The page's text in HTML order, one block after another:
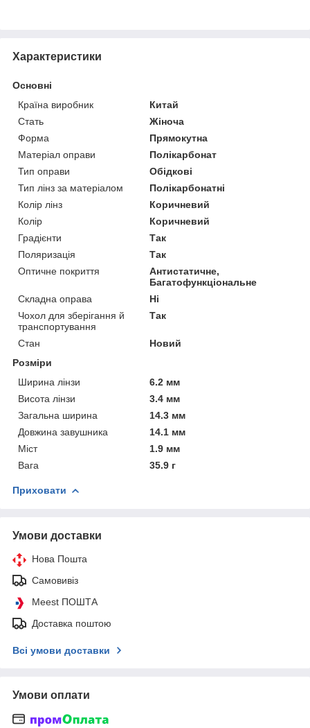
Характеристики
Основні
Країна виробник
Китай
Стать
Жіноча
Форма
Прямокутна
Матеріал оправи
Полікарбонат
Тип оправи
Обідкові
Тип лінз за матеріалом
Полікарбонатні
Колір лінз
Коричневий
Колір
Коричневий
Градієнти
Так
Поляризація
Так
Оптичне покриття
Антистатичне,
Багатофункціональне
Складна оправа
Ні
Чохол для зберігання й
транспортування
Так
Стан
Новий
Розміри
Ширина лінзи
6.2 мм
Висота лінзи
3.4 мм
Загальна ширина
14.3 мм
Довжина завушника
14.1 мм
Міст
1.9 мм
Вага
35.9 г
Приховати
Умови доставки
Нова Пошта
Самовивіз
Meest ПОШТА
Доставка поштою
Всі умови доставки
Умови оплати